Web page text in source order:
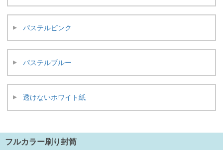
パステルピンク
パステルブルー
透けないホワイト紙
フルカラー刷り封筒